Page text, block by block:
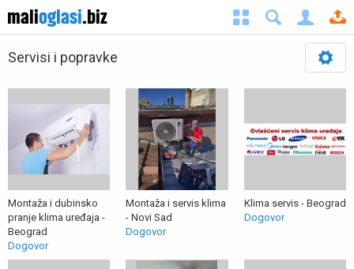
Servisi i popravke
Montaža i dubinsko
pranje klima uređaja -
Beograd
Dogovor
Montaža i servis klima
- Novi Sad
Dogovor
Klima servis - Beograd
Dogovor